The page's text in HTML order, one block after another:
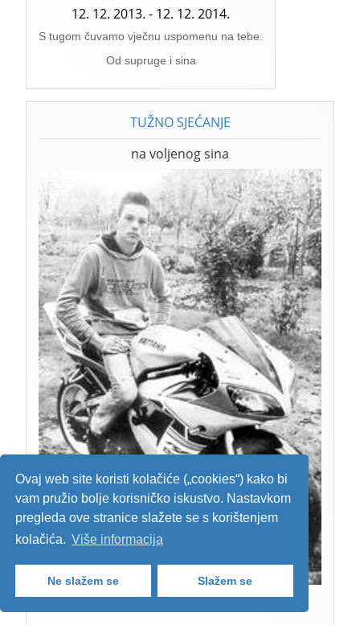
Ovaj web site koristi kolačiće („cookies“) kako bi
vam pružio bolje korisničko iskustvo. Nastavkom
pregleda ove stranice slažete se s korištenjem
kolačića. Više informacija
Ne slažem se Slažem se
12. 12. 2013. - 12. 12. 2014.
S tugom čuvamo vječnu uspomenu na tebe.
Od supruge i sina
TUŽNO SJEĆANJE
na voljenog sina